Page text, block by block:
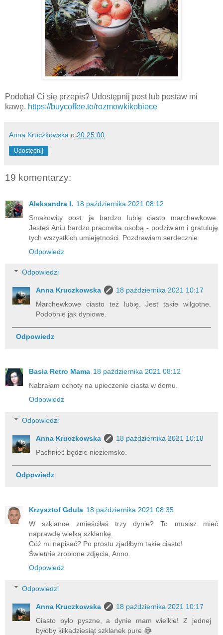
Podobał Ci się przepis? Udostępnij post lub postaw mi
kawę. https://buycoffee.to/rozmowkikobiece
Anna Kruczkowska o 20:25:00
Udostępnij
19 komentarzy:
Aleksandra I. 18 października 2021 08:12
Smakowity post. ja bardzo lubię ciasto marchewkowe.
Jesteś Aniu bardzo pracowita osobą - podziwiam i gratuluję
tych wszystkich umiejętności. Pozdrawiam serdecznie
Odpowiedz
Odpowiedzi
Anna Kruczkowska
18 października 2021 10:17
Marchewkowe ciasto też lubię. Jest takie wilgotne.
Podobnie jak dyniowe.
Odpowiedz
Basia Retro Mama 18 października 2021 08:12
Nabrałam ochoty na upieczenie ciasta w domu.
Odpowiedz
Odpowiedzi
Anna Kruczkowska
18 października 2021 10:18
Pachnieć będzie nieziemsko.
Odpowiedz
Krzysztof Gdula 18 października 2021 08:35
W szklance zmieściłaś trzy dynie? To musisz mieć
naprawdę wielką szklankę.
Cóż mi napisać? Po prostu zjadłbym takie ciasto!
Świetnie zrobione zdjęcia, Anno.
Odpowiedz
Odpowiedzi
Anna Kruczkowska
18 października 2021 10:17
Ciasto było pyszne, a dynie mam wielkie! Z jednej
byłoby kilkadziesiąt szklanek pure 😂